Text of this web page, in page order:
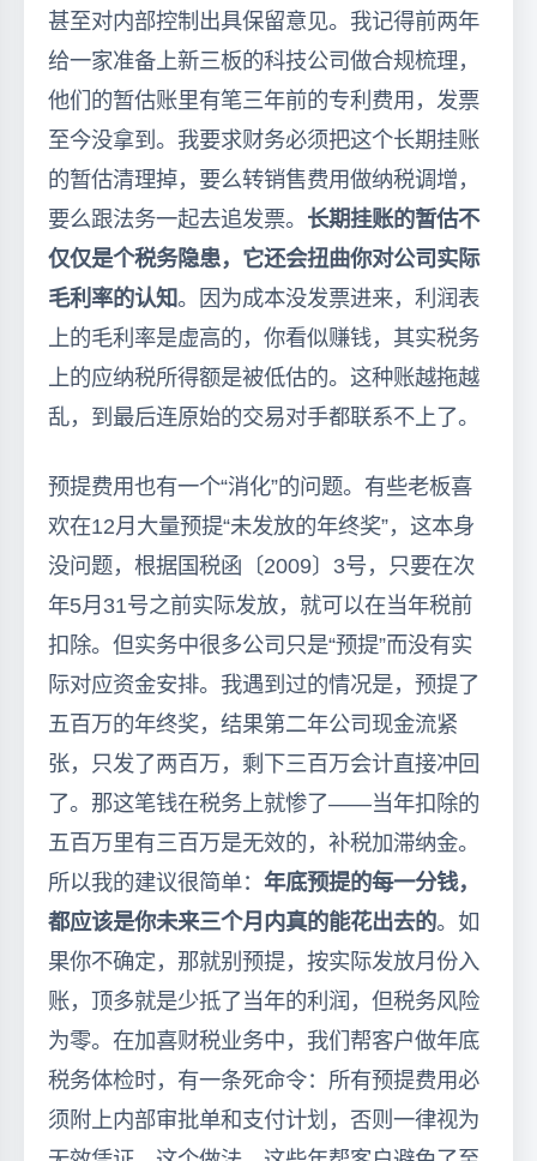
甚至对内部控制出具保留意见。我记得前两年
给一家准备上新三板的科技公司做合规梳理，
他们的暂估账里有笔三年前的专利费用，发票
至今没拿到。我要求财务必须把这个长期挂账
的暂估清理掉，要么转销售费用做纳税调增，
要么跟法务一起去追发票。 长期挂账的暂估不
仅仅是个税务隐患，它还会扭曲你对公司实际
毛利率的认知。因为成本没发票进来，利润表
上的毛利率是虚高的，你看似赚钱，其实税务
上的应纳税所得额是被低估的。这种账越拖越
乱，到最后连原始的交易对手都联系不上了。
预提费用也有一个“消化”的问题。有些老板喜
欢在12月大量预提“未发放的年终奖”，这本身
没问题，根据国税函〔2009〕3号，只要在次
年5月31号之前实际发放，就可以在当年税前
扣除。但实务中很多公司只是“预提”而没有实
际对应资金安排。我遇到过的情况是，预提了
五百万的年终奖，结果第二年公司现金流紧
张，只发了两百万，剩下三百万会计直接冲回
了。那这笔钱在税务上就惨了——当年扣除的
五百万里有三百万是无效的，补税加滞纳金。
所以我的建议很简单： 年底预提的每一分钱，
都应该是你未来三个月内真的能花出去的。如
果你不确定，那就别预提，按实际发放月份入
账，顶多就是少抵了当年的利润，但税务风险
为零。在加喜财税业务中，我们帮客户做年底
税务体检时，有一条死命令：所有预提费用必
须附上内部审批单和支付计划，否则一律视为